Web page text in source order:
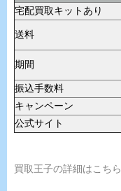
宅配買取キットあり
送料
期間
振込手数料
キャンペーン
公式サイト
買取王子の詳細はこちら